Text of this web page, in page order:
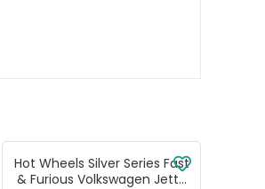
Hot Wheels Silver Series Fast
& Furious Volkswagen Jetta